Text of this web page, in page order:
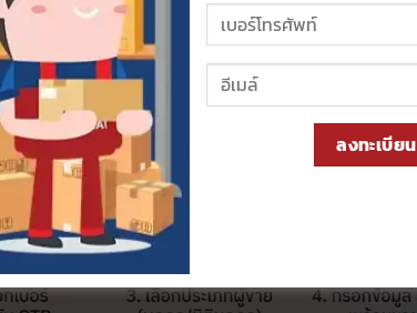
ลงทะเบียน